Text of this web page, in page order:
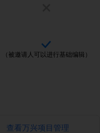
（被邀请人可以进行基础编辑）
查看万兴项目管理